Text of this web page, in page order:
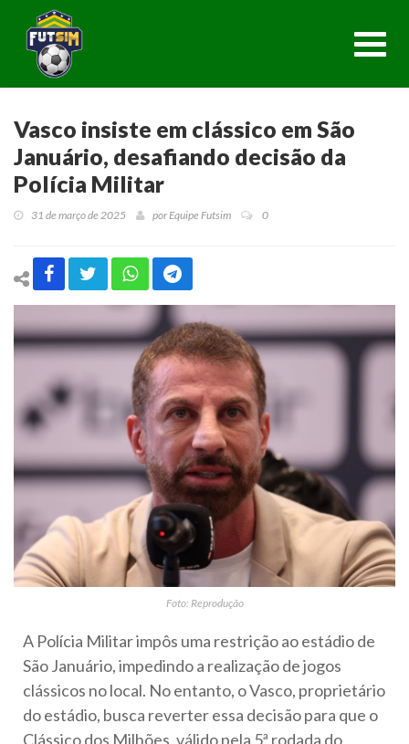
Vasco insiste em clássico em São
Januário, desafiando decisão da
Polícia Militar
31 de março de 2025 por Equipe Futsim 0
Foto: Reprodução
A Polícia Militar impôs uma restrição ao estádio de
São Januário, impedindo a realização de jogos
clássicos no local. No entanto, o Vasco, proprietário
do estádio, busca reverter essa decisão para que o
Clássico dos Milhões, válido pela 5ª rodada do